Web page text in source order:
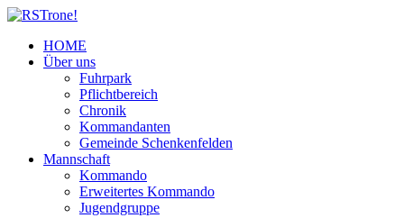
HOME
Über uns
Fuhrpark
Pflichtbereich
Chronik
Kommandanten
Gemeinde Schenkenfelden
Mannschaft
Kommando
Erweitertes Kommando
Jugendgruppe